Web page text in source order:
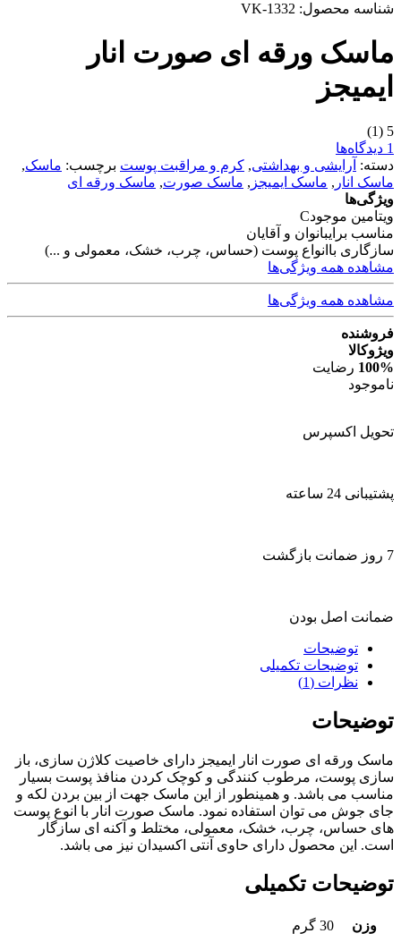
شناسه محصول: VK-1332
ماسک ورقه ای صورت انار
ایمیجز
5
(1)
1 دیدگاه‌ها
دسته: آرایشی و بهداشتی, کرم و مراقبت پوست برچسب: ماسک,
ماسک انار , ماسک ایمیجز , ماسک صورت, ماسک ورقه ای
ویژگی‌ها
ویتامین موجودC
مناسب برایبانوان و آقایان
سازگاری با انواع پوست (حساس، چرب، خشک، معمولی و ...)
مشاهده همه ویژگی‌ها
مشاهده همه ویژگی‌ها
فروشنده
ویژوکالا
100% رضایت
ناموجود
تحویل اکسپرس
پشتیبانی 24 ساعته
7 روز ضمانت بازگشت
ضمانت اصل بودن
توضیحات
توضیحات تکمیلی
نظرات (1)
توضیحات
ماسک ورقه ای صورت انار ایمیجز دارای خاصیت کلاژن سازی، باز
سازی پوست، مرطوب کنندگی و کوچک کردن منافذ پوست بسیار
مناسب می باشد. و همینطور از این ماسک جهت از بین بردن لکه و
جای جوش می توان استفاده نمود. ماسک صورت انار با انوع پوست
های حساس، چرب، خشک، معمولی، مختلط و آکنه ای سازگار
است. این محصول دارای حاوی آنتی اکسیدان نیز می باشد.
توضیحات تکمیلی
وزن
30 گرم